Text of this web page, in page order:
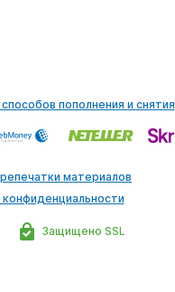
пополнения и снятия
Защищено SSL
материалов
конфиденциальности